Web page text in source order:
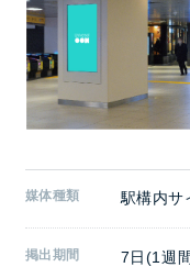
媒体種類 駅構内サ
掲出期間 7日(1週